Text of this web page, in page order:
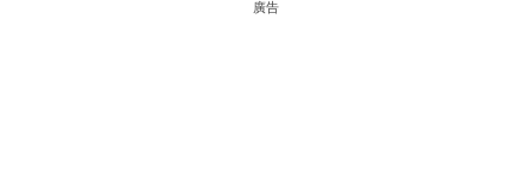
廣告